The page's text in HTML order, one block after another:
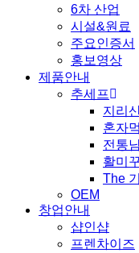
6차 산업
시설&원료
주요인증서
홍보영상
제품안내
추세프
지리
혼자
전통
활미
The
OEM
창업안내
샵인샵
프렌차이즈